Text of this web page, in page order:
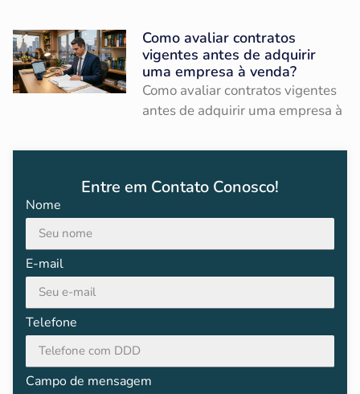
Como avaliar contratos
vigentes antes de adquirir
uma empresa à venda?
Como avaliar contratos vigentes
antes de adquirir uma empresa à
Entre em Contato Conosco!
Nome
E-mail
Telefone
Campo de mensagem